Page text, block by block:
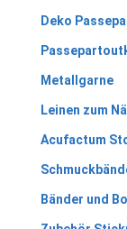
Deko
Metallgarne
Leinen zum
Acufactum
Bänder und